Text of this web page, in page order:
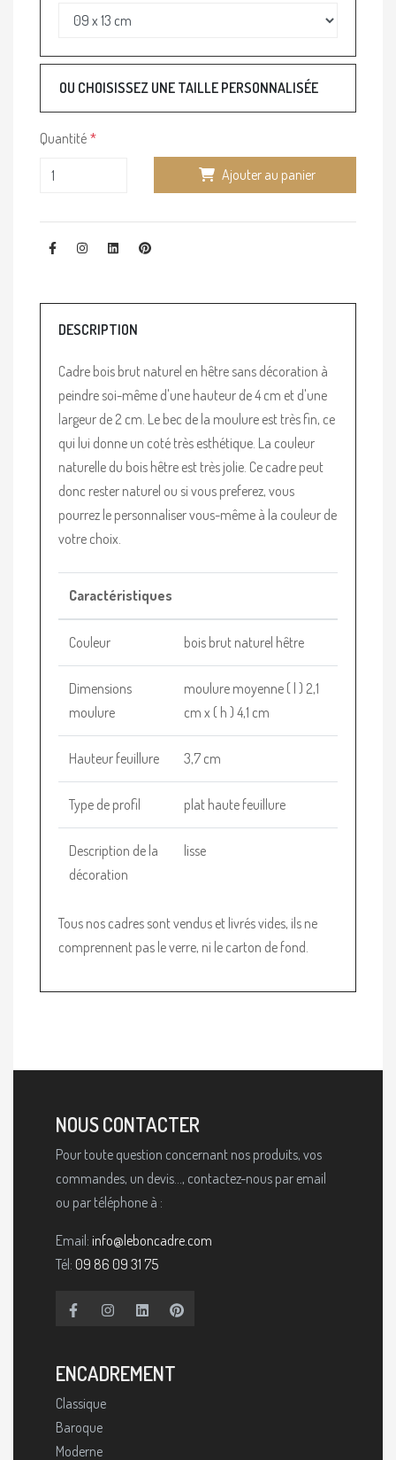
OU CHOISISSEZ UNE TAILLE PERSONNALISÉE
Quantité
Ajouter au panier
DESCRIPTION
Cadre bois brut naturel en hêtre sans décoration à
peindre soi-même d'une hauteur de 4 cm et d'une
largeur de 2 cm. Le bec de la moulure est très fin, ce
qui lui donne un coté très esthétique. La couleur
naturelle du bois hêtre est très jolie. Ce cadre peut
donc rester naturel ou si vous preferez, vous
pourrez le personnaliser vous-même à la couleur de
votre choix.
Caractéristiques
Couleur bois brut naturel hêtre
Dimensions
moulure
moulure moyenne ( l ) 2,1
cm x ( h ) 4,1 cm
Hauteur feuillure 3,7 cm
Type de profil plat haute feuillure
Description de la
décoration
lisse
Tous nos cadres sont vendus et livrés vides, ils ne
comprennent pas le verre, ni le carton de fond.
NOUS CONTACTER
Pour toute question concernant nos produits, vos
commandes, un devis..., contactez-nous par email
ou par téléphone à :
Email: info@leboncadre.com
Tél: 09 86 09 31 75
ENCADREMENT
Classique
Baroque
Moderne